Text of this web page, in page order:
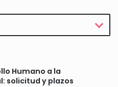
Humano a la
solicitud y plazos